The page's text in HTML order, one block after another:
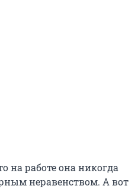
на работе она никогда
неравенством. А вот